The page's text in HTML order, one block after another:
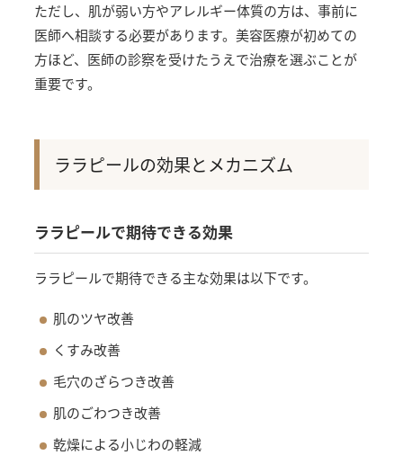
ただし、肌が弱い方やアレルギー体質の方は、事前に
医師へ相談する必要があります。美容医療が初めての
方ほど、医師の診察を受けたうえで治療を選ぶことが
重要です。
ララピールの効果とメカニズム
ララピールで期待できる効果
ララピールで期待できる主な効果は以下です。
肌のツヤ改善
くすみ改善
毛穴のざらつき改善
肌のごわつき改善
乾燥による小じわの軽減